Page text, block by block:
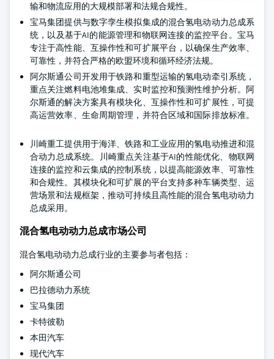
输和物流应用的大规模部署和法规合规性。
宝马集团提供与数字孪生模拟集成的混合氢电动动力总成系
统，以及基于AI的能源管理和物联网连接的监控平台。宝马
专注于高性能、互操作性和可扩展平台，以确保生产效率、
可靠性，并符合严格的欧盟环境和循环经济法规。
阿尔斯通公司开发用于铁路和重型运输的氢电动牵引系统，
重点关注燃料电池堆集成、实时监控和预测性维护分析。阿
尔斯通的解决方案具有模块化、互操作性和可扩展性，可提
高运营效率、生命周期管理，并符合区域和国际排放标准。
川崎重工提供用于海洋、铁路和工业应用的氢电动推进和混
合动力总成系统。川崎重点关注基于AI的性能优化、物联网
连接的监控和云集成的控制系统，以提高能源效率、可靠性
和合规性。其模块化和可扩展的平台支持多种车辆类型、运
营场景和法规框架，推动可持续且高性能的混合氢电动动力
总成采用。
混合氢电动动力总成市场公司
混合氢电动动力总成行业的主要参与者包括：
阿尔斯通公司
巴拉德动力系统
宝马集团
卡特彼勒
本田汽车
现代汽车